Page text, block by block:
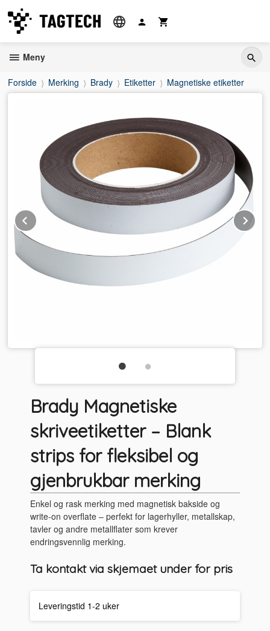
innholdet
Meny
Forside Merking Brady Etiketter Magnetiske etiketter
Prev
Brady Magnetiske
skriveetiketter – Blank
strips for fleksibel og
gjenbrukbar merking
Enkel og rask merking med magnetisk bakside og
write-on overflate – perfekt for lagerhyller, metallskap,
tavler og andre metallflater som krever
endringsvennlig merking.
Ta kontakt via skjemaet under for pris
Leveringstid 1-2 uker